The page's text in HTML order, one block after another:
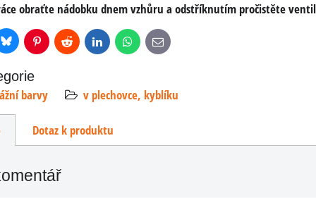
obraťte nádobku dnem vzhůru a odstříknutím pročistěte
BlueskyPinterestReddit LinkedInWhatsApp
E-
mail
barvy
v plechovce, kyblíku
Dotaz k produktu